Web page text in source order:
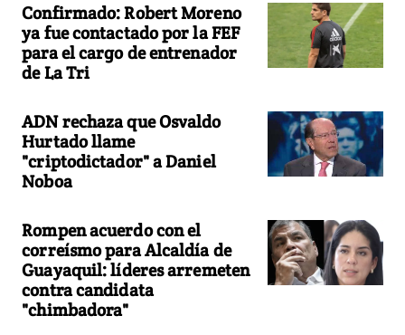
Confirmado: Robert Moreno
ya fue contactado por la FEF
para el cargo de entrenador
de La Tri
ADN rechaza que Osvaldo
Hurtado llame
"criptodictador" a Daniel
Noboa
Rompen acuerdo con el
correísmo para Alcaldía de
Guayaquil: líderes arremeten
contra candidata
"chimbadora"